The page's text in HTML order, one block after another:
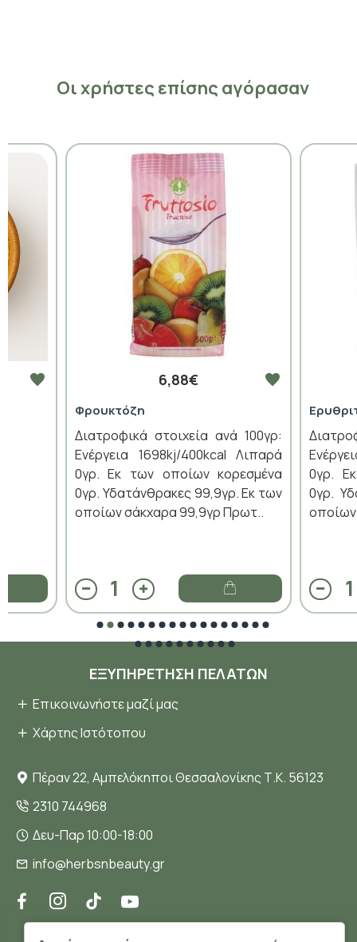
Οι χρήστες επίσης αγόρασαν
6,88€
Φρουκτόζη
Διατροφικά στοιχεία ανά 100γρ:
Ενέργεια 1698kj/400kcal Λιπαρά
0γρ. Εκ των οποίων κορεσμένα
0γρ. Υδατάνθρακες 99,9γρ. Εκ των
οποίων σάκχαρα 99,9γρ Πρωτ..
0γρ.
0γρ.
οποίων
ΕΞΥΠΗΡΈΤΗΣΗ ΠΕΛΑΤΏΝ
Επικοινωνήστε μαζί μας
Χάρτης Ιστότοπου
Πέραν 22, Αμπελόκηποι Θεσσαλονίκης Τ.Κ. 56123
2310 744968
Δευ-Παρ 10:00-18:00
info@herbsnbeauty.gr